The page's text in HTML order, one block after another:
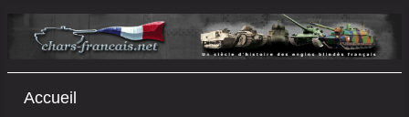
Accueil